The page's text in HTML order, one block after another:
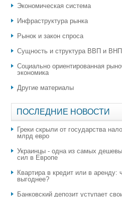
Экономическая система
Инфраструктура рынка
Рынок и закон спроса
Сущность и структура ВВП и ВНП
Социально ориентированная
экономика
Другие материалы
ПОСЛЕДНИЕ НОВОСТИ
Греки скрыли от государства
млрд евро
Украинцы - одна из самых
сил в Европе
Квартира в кредит или в аренду:
выгоднее?
​Банковский депозит уступает